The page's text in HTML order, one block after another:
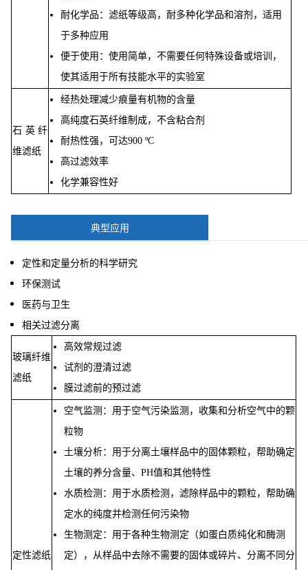
耐化学品：滤纸等级高，耐多种化学品和溶剂，适用
于多种应用
便于使用：使用简单，不需要任何特殊设备或培训，
使其适用于所有技能水平的实验室
石英纤
维滤纸
经热处理减少痕量有机物的含量
高纯度石英纤维制成，不含粘合剂
耐热性强，可达900 ºC
高过滤效率
化学兼容性好
典型应用
定性和定量分析的科学研究
环保测试
医药与卫生
相关过滤分离
玻璃纤维
滤纸
高效常规过滤
试剂的澄清过滤
膜过滤前的预过滤
定性滤纸
空气监测：用于空气污染监测，收集和分析空气中的颗
粒物
土壤分析：用于分离土壤样品中的固体颗粒，帮助确定
土壤的养分含量、PH值和其他特性
水质检测：用于水质检测，滤除样品中的颗粒，帮助确
定水的纯度并检测任何污染物
生物测定：用于各种生物测定（如蛋白质纯化和酶测
定），从样品中去除不需要的固体或碎片、分离不同分